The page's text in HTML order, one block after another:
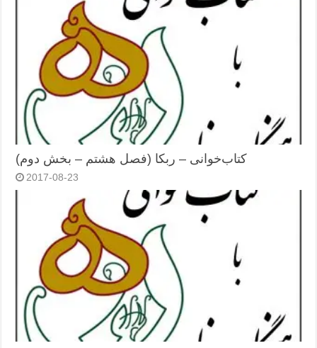
کتاب‌خوانی – ربکا (فصل هشتم – بخش دوم)
2017-08-23